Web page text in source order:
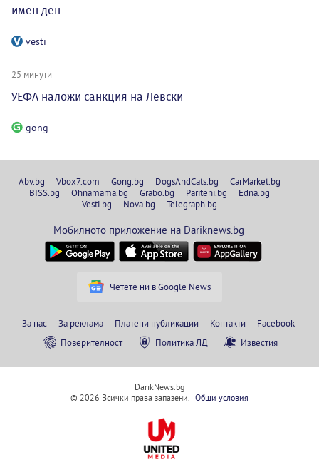
имен ден
vesti
25 минути
УЕФА наложи санкция на Левски
gong
Abv.bg Vbox7.com Gong.bg DogsAndCats.bg
CarMarket.bg
BISS.bg
Ohnamama.bg Grabo.bg Pariteni.bg
Edna.bg
Vesti.bg
Nova.bg Telegraph.bg
Мобилното приложение на Dariknews.bg
Четете ни в Google News
За нас За реклама Платени публикации Контакти
Facebook
Поверителност
Политика ЛД Известия
DarikNews.bg
© 2026 Всички права запазени.
Общи условия